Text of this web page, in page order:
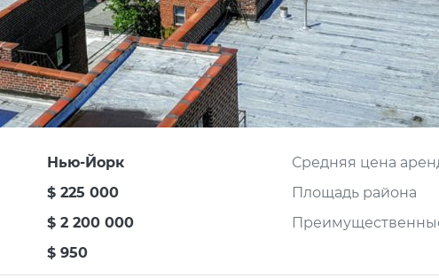
Нью-Йорк
$ 225 000
$ 2 200 000
$ 950
Средняя цена
Площадь района